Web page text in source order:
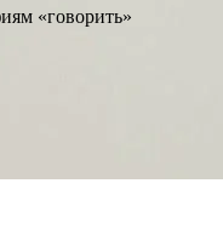
«говорить»